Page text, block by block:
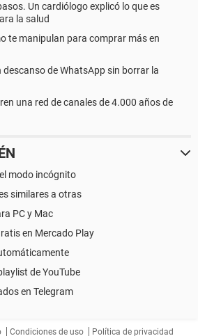
Un cardiólogo explicó lo que es
la salud
te manipulan para comprar más en
de WhatsApp sin borrar la
una red de canales de 4.000 años de
modo incógnito
similares a otras
PC y Mac
en Mercado Play
de YouTube
en Telegram
Condiciones de uso Política de privacidad